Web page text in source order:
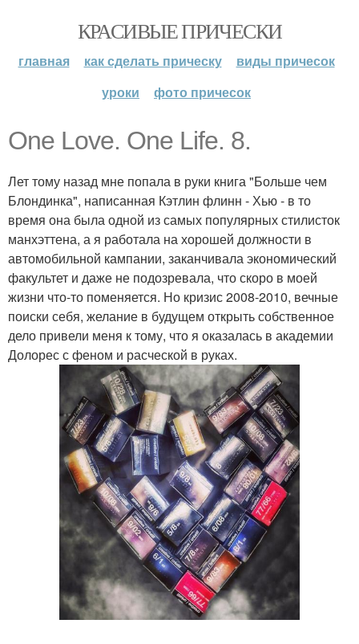
КРАСИВЫЕ ПРИЧЕСКИ
главная как сделать прическу
виды причесок
уроки
фото причесок
One Love. One Life. 8.
Лет тому назад мне попала в руки книга "Больше чем
Блондинка", написанная Кэтлин флинн - Хью - в то
время она была одной из самых популярных стилисток
манхэттена, а я работала на хорошей должности в
автомобильной кампании, заканчивала экономический
факультет и даже не подозревала, что скоро в моей
жизни что-то поменяется. Но кризис 2008-2010, вечные
поиски себя, желание в будущем открыть собственное
дело привели меня к тому, что я оказалась в академии
Долорес с феном и расческой в руках.